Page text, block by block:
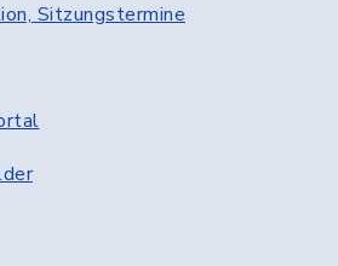
Sitzungstermine